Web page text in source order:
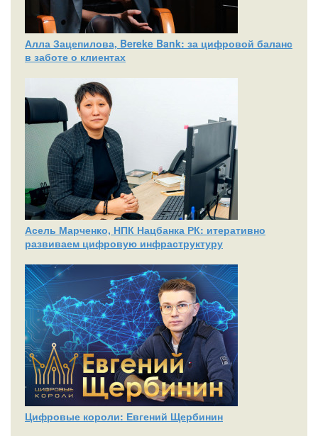
Алла Зацепилова, Bereke Bank: за цифровой баланс
в заботе о клиентах
Асель Марченко, НПК Нацбанка РК: итеративно
развиваем цифровую инфраструктуру
Цифровые короли: Евгений Щербинин